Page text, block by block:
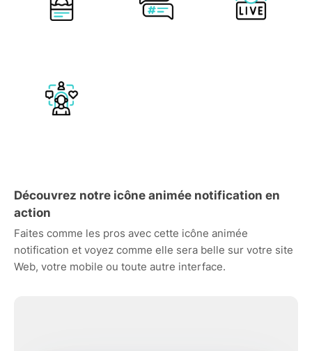
Découvrez notre icône animée notification en
action
Faites comme les pros avec cette icône animée
notification et voyez comme elle sera belle sur votre site
Web, votre mobile ou toute autre interface.